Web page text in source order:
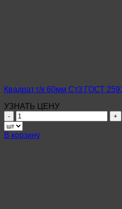
Квадрат г/к 60мм Ст3 ГОСТ
УЗНАТЬ ЦЕНУ
Количество
товара
Квадрат
г/
В корзину